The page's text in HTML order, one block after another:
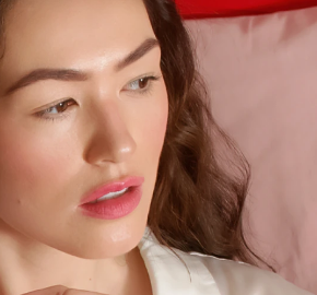
Giriş
Kullanici profi̇li̇
Cihazlarım
Siparişlerim
Adresim
Aboneliklerim
Tech Elixir
Set
Deutsch
Español
Português
Svenska
Русский
体中文 繁體中文